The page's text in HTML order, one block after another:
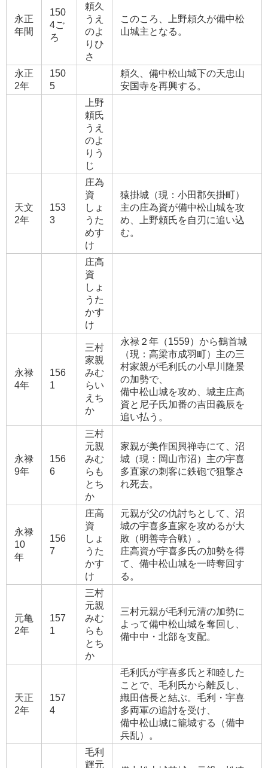
永正
年間
150
4ご
ろ
頼久
うえ
のよ
りひ
さ
このころ、上野頼久が備中松
山城主となる。
永正
2年
150
5
頼久、備中松山城下の天忠山
安国寺を再興する。
上野
頼氏
うえ
のよ
りう
じ
天文
2年
153
3
庄為
資
しょ
うた
めす
け
猿掛城（現：小田郡矢掛町）
主の庄為資が備中松山城を攻
め、上野頼氏を自刃に追い込
む。
庄高
資
しょ
うた
かす
け
永禄
4年
156
1
三村
家親
みむ
らい
えち
か
永禄２年（1559）から鶴首城
（現：高梁市成羽町）主の三
村家親が毛利氏の小早川隆景
の加勢で、
備中松山城を攻め、城主庄高
資と尼子氏加番の吉田義辰を
追い払う。
永禄
9年
156
6
三村
元親
みむ
らも
とち
か
家親が美作国興禅寺にて、沼
城（現：岡山市沼）主の宇喜
多直家の刺客に鉄砲で狙撃さ
れ死去。
永禄
10
年
156
7
庄高
資
しょ
うた
かす
け
元親が父の仇討ちとして、沼
城の宇喜多直家を攻めるが大
敗（明善寺合戦）。
庄高資が宇喜多氏の加勢を得
て、備中松山城を一時奪回す
る。
元亀
2年
157
1
三村
元親
みむ
らも
とち
か
三村元親が毛利元清の加勢に
よって備中松山城を奪回し、
備中中・北部を支配。
天正
2年
157
4
毛利氏が宇喜多氏と和睦した
ことで、毛利氏から離反し、
織田信長と結ぶ。毛利・宇喜
多両軍の追討を受け、
備中松山城に籠城する（備中
兵乱）。
毛利
輝元